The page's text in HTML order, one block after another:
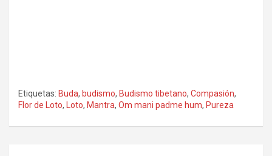
Etiquetas: Buda, budismo, Budismo tibetano, Compasión,
Flor de Loto, Loto, Mantra, Om mani padme hum, Pureza